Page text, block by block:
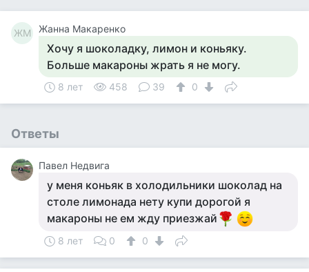
ЖМ Жанна Макаренко
Хочу я шоколадку, лимон и коньяку.
Больше макароны жрать я не могу.
8 лет 458 39 0
Ответы
Павел Недвига
у меня коньяк в холодильники шоколад на
столе лимонада нету купи дорогой я
макароны не ем жду приезжай
8 лет 0 0